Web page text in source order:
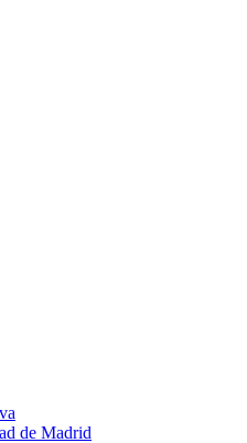
de Madrid